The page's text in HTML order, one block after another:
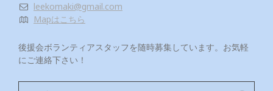
leekomaki@gmail.com
Mapはこちら
後援会ボランティアスタッフを随時募集しています。お気軽
にご連絡下さい！